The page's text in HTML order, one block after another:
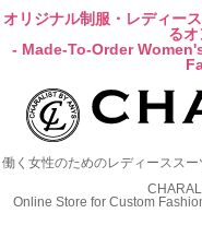
オリジナル制服・レディー
る
- Made-To-Order
働く女性のためのレディースス
Online Store for Custom